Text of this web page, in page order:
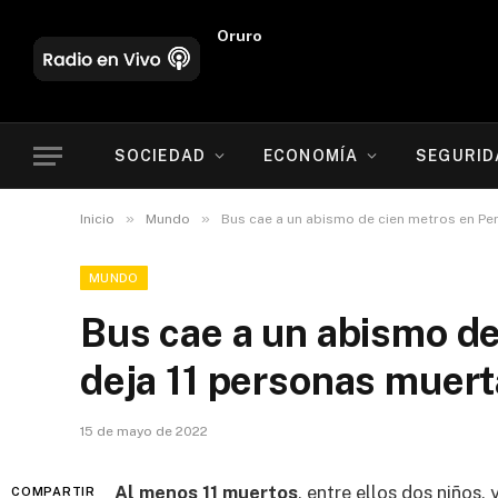
Oruro
SOCIEDAD ECONOMÍA
Inicio » Mundo » Bus cae a un abismo de cien metros en
MUNDO
Bus cae a un abismo
deja 11 personas
15 de mayo de 2022
COMPARTIR Al menos 11 muertos, entre ellos dos